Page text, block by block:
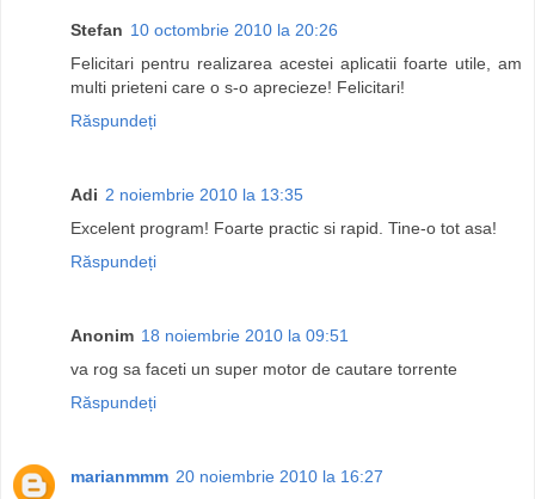
Stefan 10 octombrie 2010 la 20:26
Felicitari pentru realizarea acestei aplicatii foarte utile, am
multi prieteni care o s-o aprecieze! Felicitari!
Răspundeți
Adi 2 noiembrie 2010 la 13:35
Excelent program! Foarte practic si rapid. Tine-o tot asa!
Răspundeți
Anonim 18 noiembrie 2010 la 09:51
va rog sa faceti un super motor de cautare torrente
Răspundeți
marianmmm 20 noiembrie 2010 la 16:27